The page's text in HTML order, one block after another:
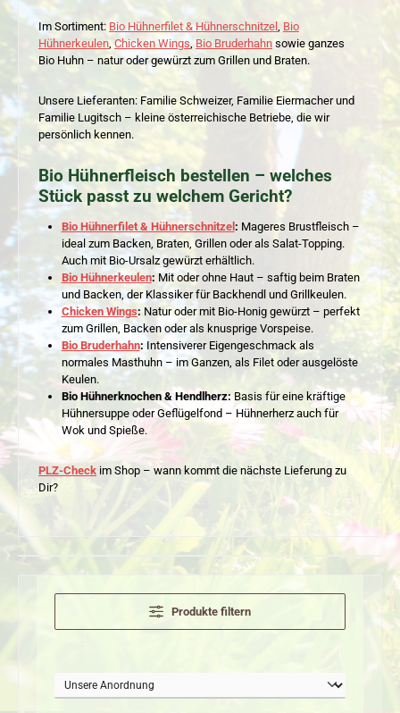
Im Sortiment: Bio Hühnerfilet & Hühnerschnitzel
Bio
Hühnerkeulen Chicken Wings,Bio Bruderhahn sowie ganzes
Bio Huhn – natur oder gewürzt zum Grillen und Braten.
Unsere Lieferanten: Familie Schweizer, Familie Eiermacher und
Familie Lugitsch – kleine österreichische Betriebe, die wir
persönlich kennen.
Bio Hühnerfleisch bestellen – welches
Stück passt zu welchem Gericht?
Bio Hühnerfilet & Hühnerschnitzel : Mageres Brustfleisch –
ideal zum Backen, Braten, Grillen oder als Salat-Topping.
Auch mit Bio-Ursalz gewürzt erhältlich.
Bio Hühnerkeulen: Mit oder ohne Haut – saftig beim Braten
und Backen, der Klassiker für Backhendl und Grillkeulen.
Chicken Wings: Natur oder mit Bio-Honig gewürzt – perfekt
zum Grillen, Backen oder als knusprige Vorspeise.
Bio Bruderhahn: Intensiverer Eigengeschmack als
normales Masthuhn – im Ganzen, als Filet oder ausgelöste
Keulen.
Bio Hühnerknochen & Hendlherz:Basis für eine kräftige
Hühnersuppe oder Geflügelfond – Hühnerherz auch für
Wok und Spieße.
PLZ-Check im Shop – wann kommt die nächste Lieferung zu
Dir?
Produkte filtern